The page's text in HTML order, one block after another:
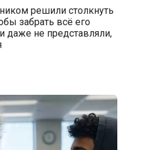
решили столкнуть
забрать всё его
даже не представляли,